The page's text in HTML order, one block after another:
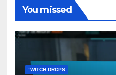
You missed
TWITCH DROPS